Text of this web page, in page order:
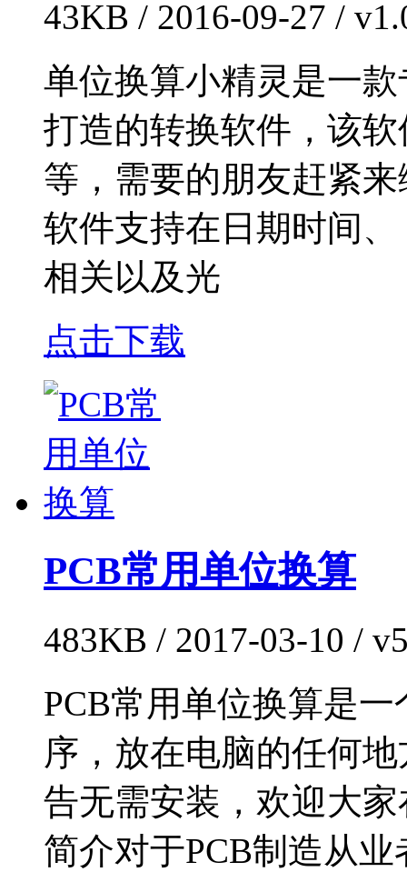
43KB / 2016-09-27 /
单位换算小精灵是一
打造的转换软件，该
等，需要的朋友赶紧
软件支持在日期时间
相关以及光
点击下载
PCB常用单位换算
483KB / 2017-03-10 /
PCB常用单位换算是
序，放在电脑的任何
告无需安装，欢迎大
简介对于PCB制造从